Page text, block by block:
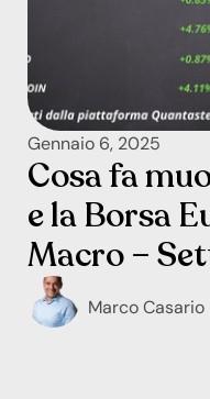
Gennaio 6, 2025
Cosa fa
e la Borsa
Macro –
Marco Casario